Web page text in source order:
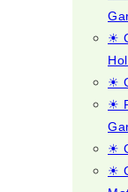
☀
☀
☀
☀
☀